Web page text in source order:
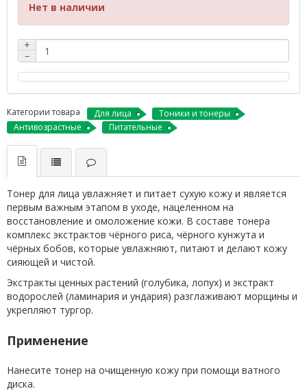
Нет в наличии
+
−
Категории товара Для лица
Тоники и тонеры
Антивозрастные
Питательные
Тонер для лица увлажняет и питает сухую кожу и является
первым важным этапом в уходе, нацеленном на
восстановление и омоложение кожи. В составе тонера
комплекс экстрактов чёрного риса, чёрного кунжута и
чёрных бобов, которые увлажняют, питают и делают кожу
сияющей и чистой.
Экстракты ценных растений (голубика, лопух) и экстракт
водорослей (ламинария и ундария) разглаживают морщины и
укрепляют тургор.
Применение
Нанесите тонер на очищенную кожу при помощи ватного
диска.